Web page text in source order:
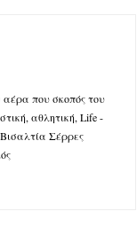
αέρα που σκοπός του
αθλητική, Life -
Σέρρες